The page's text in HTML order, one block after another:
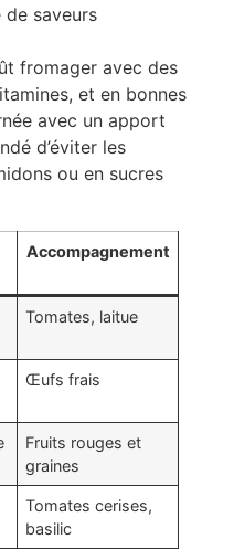
de saveurs
fromager avec des
et en bonnes
avec un apport
d’éviter les
ou en sucres
Accompagnement
Tomates, laitue
Œufs frais
Fruits rouges et
graines
Tomates cerises,
basilic